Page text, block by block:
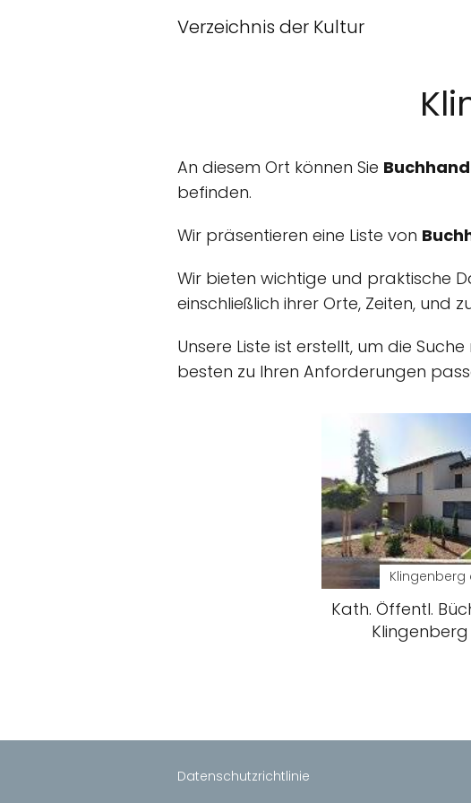
Verzeichnis der Kultur
An diesem Ort können Sie
befinden.
Wir präsentieren eine Liste von
Wir bieten wichtige und praktische
einschließlich ihrer Orte, Zeiten, und
Unsere Liste ist erstellt, um die
besten zu Ihren Anforderungen
Klingenberg
Kath. Öffentl.
Datenschutzrichtlinie